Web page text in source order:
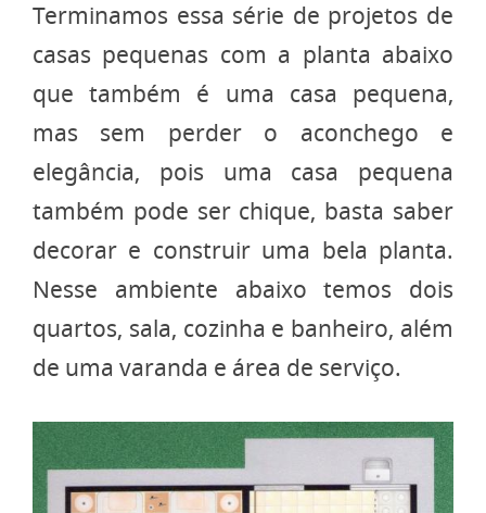
Terminamos essa série de projetos de
casas pequenas com a planta abaixo
que também é uma casa pequena,
mas sem perder o aconchego e
elegância, pois uma casa pequena
também pode ser chique, basta saber
decorar e construir uma bela planta.
Nesse ambiente abaixo temos dois
quartos, sala, cozinha e banheiro, além
de uma varanda e área de serviço.